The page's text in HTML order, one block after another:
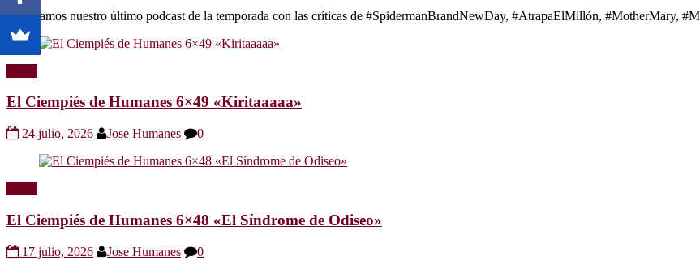
Os dejamos nuestro último podcast de la temporada con las críticas de #SpidermanBrandNewDay, #AtrapaElMillón, #MotherMary,
El Ciempiés de Humanes 6×49 «Kiritaaaaa»
24 julio, 2026 Jose Humanes 0
El Ciempiés de Humanes 6×48 «El Síndrome de Odiseo»
17 julio, 2026 Jose Humanes 0